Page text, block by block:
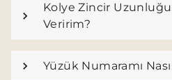
Kolye Zincir
Veririm?
Yüzük Numaramı